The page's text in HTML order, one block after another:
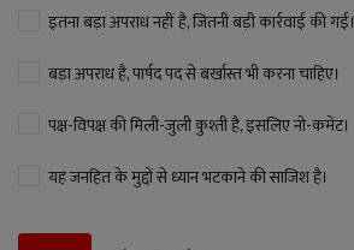
इतना बड़ा अपराध नहीं है, जितनी बड़ी कार्रवाई की गई।
बड़ा अपराध है, पार्षद पद से बर्खास्त भी करना चाहिए।
पक्ष-विपक्ष की मिली-जुली कुश्ती है, इसलिए नो-कमेंट।
यह जनहित के मुद्दों से ध्यान भटकाने की साजिश है।